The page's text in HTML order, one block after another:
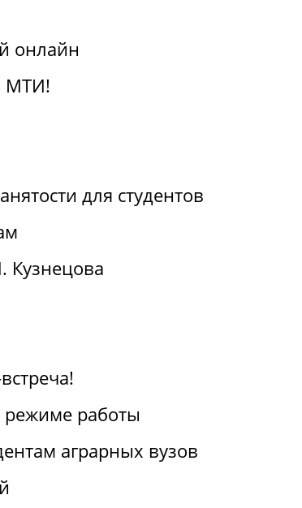
онлайн
МТИ!
для студентов
Кузнецова
работы
аграрных вузов